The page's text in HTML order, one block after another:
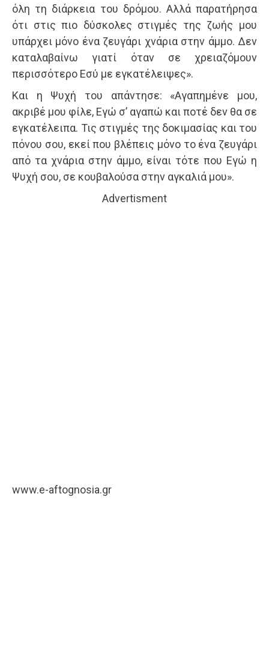
όλη τη διάρκεια του δρόμου. Αλλά παρατήρησα
ότι στις πιο δύσκολες στιγμές της ζωής μου
υπάρχει μόνο ένα ζευγάρι χνάρια στην άμμο. Δεν
καταλαβαίνω γιατί όταν σε χρειαζόμουν
περισσότερο Εσύ με εγκατέλειψες».
Και η Ψυχή του απάντησε: «Αγαπημένε μου,
ακριβέ μου φίλε, Εγώ σ’ αγαπώ και ποτέ δεν θα σε
εγκατέλειπα. Τις στιγμές της δοκιμασίας και του
πόνου σου, εκεί που βλέπεις μόνο το ένα ζευγάρι
από τα χνάρια στην άμμο, είναι τότε που Εγώ η
Ψυχή σου, σε κουβαλούσα στην αγκαλιά μου».
Advertisment
www.e-aftognosia.gr